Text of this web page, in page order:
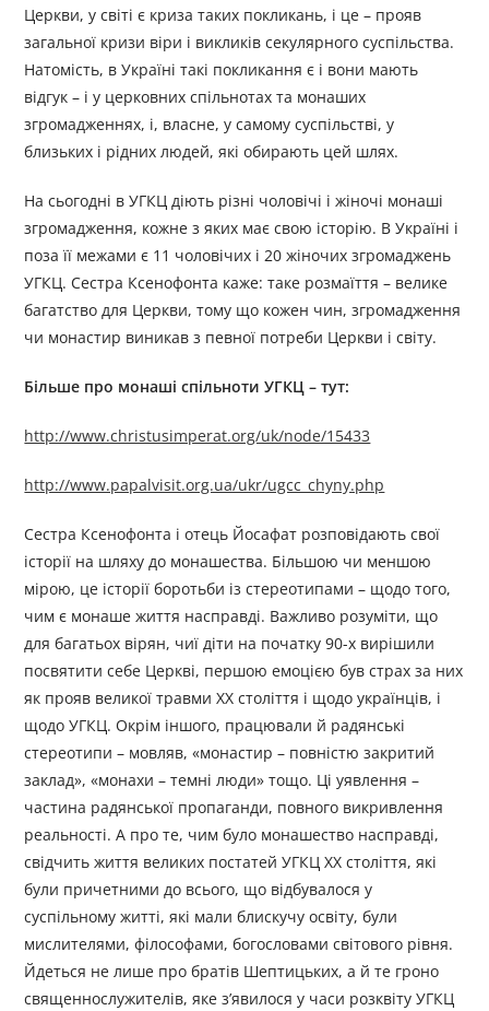
Церкви, у світі є криза таких покликань, і це – прояв
загальної кризи віри і викликів секулярного суспільства.
Натомість, в Україні такі покликання є і вони мають
відгук – і у церковних спільнотах та монаших
згромадженнях, і, власне, у самому суспільстві, у
близьких і рідних людей, які обирають цей шлях.
На сьогодні в УГКЦ діють різні чоловічі і жіночі монаші
згромадження, кожне з яких має свою історію. В Україні і
поза її межами є 11 чоловічих і 20 жіночих згромаджень
УГКЦ. Сестра Ксенофонта каже: таке розмаїття – велике
багатство для Церкви, тому що кожен чин, згромадження
чи монастир виникав з певної потреби Церкви і світу.
Більше про монаші спільноти УГКЦ – тут:
http://www.christusimperat.org/uk/node/15433
http://www.papalvisit.org.ua/ukr/ugcc_chyny.php
Сестра Ксенофонта і отець Йосафат розповідають свої
історії на шляху до монашества. Більшою чи меншою
мірою, це історії боротьби із стереотипами – щодо того,
чим є монаше життя насправді. Важливо розуміти, що
для багатьох вірян, чиї діти на початку 90-х вирішили
посвятити себе Церкві, першою емоцією був страх за них
як прояв великої травми ХХ століття і щодо українців, і
щодо УГКЦ. Окрім іншого, працювали й радянські
стереотипи – мовляв, «монастир – повністю закритий
заклад», «монахи – темні люди» тощо. Ці уявлення –
частина радянської пропаганди, повного викривлення
реальності. А про те, чим було монашество насправді,
свідчить життя великих постатей УГКЦ ХХ століття, які
були причетними до всього, що відбувалося у
суспільному житті, які мали блискучу освіту, були
мислителями, філософами, богословами світового рівня.
Йдеться не лише про братів Шептицьких, а й те гроно
священнослужителів, яке з’явилося у часи розквіту УГКЦ